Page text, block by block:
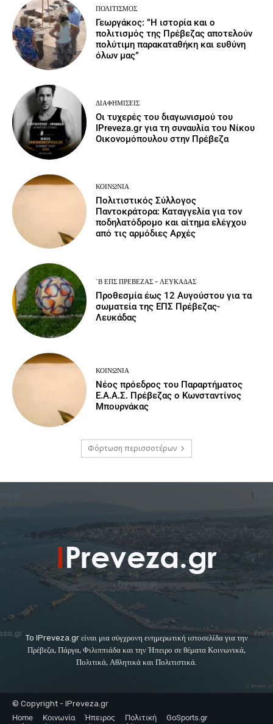
ΠΟΛΙΤΙΣΜΌΣ
Γεωργάκος: ”Η ιστορία και ο
πολιτισμός της Πρέβεζας αποτελούν
πολύτιμη παρακαταθήκη και ευθύνη
όλων μας”
ΔΙΑΦΗΜΊΣΕΙΣ
Οι τυχερές του διαγωνισμού του
IPreveza.gr για τη συναυλία του Νίκου
Οικονομόπουλου στην Πρέβεζα
ΚΟΙΝΩΝΙΑ
Πολιτιστικός Σύλλογος
Παντοκράτορα: Καταγγελία για τον
ποδηλατόδρομο και αίτημα ελέγχου
από τις αρμόδιες Αρχές
΄Β ΕΠΣ ΠΡΈΒΕΖΑΣ - ΛΕΥΚΆΔΑΣ
Προθεσμία έως 12 Αυγούστου για τα
σωματεία της ΕΠΣ Πρέβεζας-
Λευκάδας
ΚΟΙΝΩΝΙΑ
Νέος πρόεδρος του Παραρτήματος
Ε.Α.Α.Σ. Πρέβεζας ο Κωνσταντίνος
Μπουρνάκας
Φόρτωση περισσοτέρων
To IPreveza.gr είναι μια σύγχρονη ενημερωτική ιστοσελίδα για την
Πρέβεζα, Πάργα, Φιλιππιάδα και την Ήπειρο σε θέματα Κοινωνικά,
Πολιτικά, Αθλητικά και Πολιτιστικά.
© Copyright - IPreveza.gr
Home
Κοινωνία Ήπειρος Πολιτική
GoSports.gr